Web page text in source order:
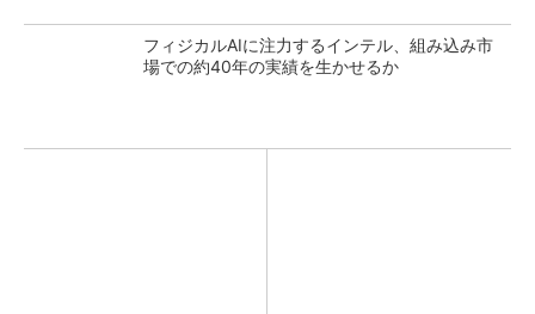
フィジカルAIに注力するインテル、組み込み市
場での約40年の実績を生かせるか